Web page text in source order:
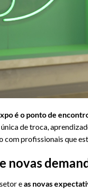
é o ponto de
de troca,
com profissionais que
novas
eas novas